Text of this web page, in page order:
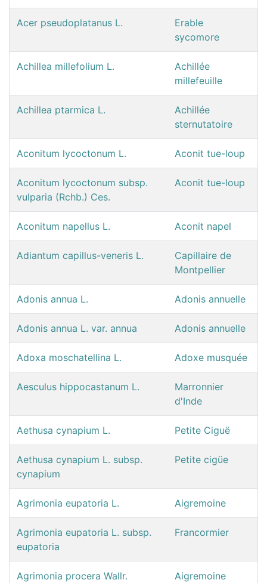
Acer pseudoplatanus L.
Erable
sycomore
Achillea millefolium L.
Achillée
millefeuille
Achillea ptarmica L.
Achillée
sternutatoire
Aconitum lycoctonum L. Aconit tue-loup
Aconitum lycoctonum subsp.
vulparia (Rchb.) Ces.
Aconit tue-loup
Aconitum napellus L. Aconit napel
Adiantum capillus-veneris L.
Capillaire de
Montpellier
Adonis annua L. Adonis annuelle
Adonis annua L. var. annua Adonis annuelle
Adoxa moschatellina L. Adoxe musquée
Aesculus hippocastanum L.
Marronnier
d'Inde
Aethusa cynapium L. Petite Ciguë
Aethusa cynapium L. subsp.
cynapium
Petite cigüe
Agrimonia eupatoria L. Aigremoine
Agrimonia eupatoria L. subsp.
eupatoria
Francormier
Agrimonia procera Wallr.
Aigremoine